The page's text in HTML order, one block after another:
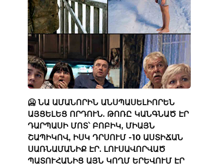
🥶 ՆԱ ԱՄԱՆՈՐԻՆ ԱՆՍՊԱՍԵԼԻՈՐԵՆ
ԱՅՑԵԼԵՑ ՈՐԴՈՒՆ. ԹՈՌԸ ԿԱՆԳՆԱԾ ԷՐ
ԴԱՐՊԱՍԻ ՄՈՏ՝ ԲՈԲԻԿ, ՄԻԱՅՆ
ՇԱՊԻԿՈՎ, ԻՍԿ ԴՐՍՈՒՄ -10 ԱՍՏԻՃԱՆ
ՍԱՌՆԱՄԱՆԻՔ ԷՐ. ԼՈՒՍԱՎՈՐՎԱԾ
ՊԱՏՈՒՀԱՆԻՑ ԱՅՆ ԿՈՂՄ ԵՐԵՎՈՒՄ ԷՐ